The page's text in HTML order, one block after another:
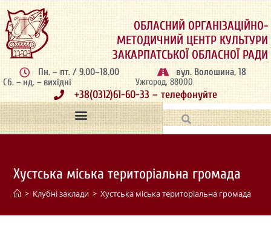
ОБЛАСНИЙ ОРГАНІЗАЦІЙНО-
МЕТОДИЧНИЙ ЦЕНТР КУЛЬТУРИ
ЗАКАРПАТСЬКОЇ ОБЛАСНОЇ РАДИ
Пн. – пт. / 9.00–18.00
Сб. – нд. – вихідні
вул. Волошина, 18
Ужгород, 88000
+38(0312)61-60-33 – телефонуйте
Хустська міська територіальна громада
> Клубні заклади > Хустська міська територіальна громада